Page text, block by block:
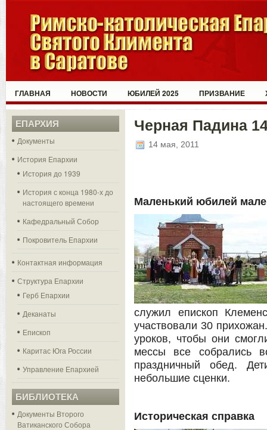
ГЛАВНАЯ НОВОСТИ ЮБИЛЕЙ 2025 ПРИЗВАНИЕ
ЕПАРХИЯ
Документы
История Епархии
История до 1939
История с конца 1980-х до
настоящего времени
Кафедральный Собор
Покровитель Епархии
Контактная информация
Структура Епархии
Герб Епархии
Деканаты
Епископ
Каритас Юга России
Управление Епархией
БИБЛИОТЕКА
Документы Второго
Ватиканского Собора
Черная Падина
14 мая, 2011
Маленький юбилей
служил епископ
участвовали 30
уроков, чтобы они
мессы все собрались
праздничный обед.
небольшие сценки.
Историческая справка